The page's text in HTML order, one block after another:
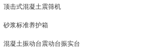
顶击式混凝土震筛机
砂浆标准养护箱
混凝土振动台震动台振实台